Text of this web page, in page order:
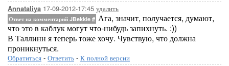
Annataliya 17-09-2012-17:45 удалить
Ответ на комментарий JBekkie # Ага, значит, получается, думают,
что это в каблук могут что-нибудь запихнуть. :))
В Таллинн я теперь тоже хочу. Чувствую, что должна
проникнуться.
Обратиться - Ответить - К полной версии